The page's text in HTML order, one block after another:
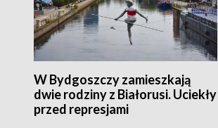
W Bydgoszczy zamieszkają
dwie rodziny z Białorusi. Uciekły
przed represjami